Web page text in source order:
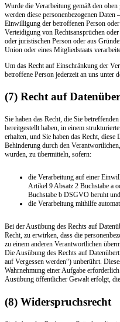
Wurde die Verarbeitung gemäß den
werden diese personenbezogenen
Einwilligung der betroffenen Person
Verteidigung von Rechtsansprüchen
oder juristischen Person oder aus
Union oder eines Mitgliedstaats
Um das Recht auf Einschränkung der
betroffene Person jederzeit an uns unter
(7) Recht auf
Sie haben das Recht, die Sie
bereitgestellt haben, in einem
erhalten, und Sie haben das Recht,
Behinderung durch den
wurden, zu übermitteln, sofern:
die Verarbeitung auf einer
Artikel 9 Absatz 2 Buchstabe a
Buchstabe b DSGVO beruht und
die Verarbeitung mithilfe
Bei der Ausübung des Rechts auf
Recht, zu erwirken, dass die
zu einem anderen Verantwortlichen
Die Ausübung des Rechts auf
auf Vergessen werden“) unberührt.
Wahrnehmung einer Aufgabe
Ausübung öffentlicher Gewalt erfolgt,
(8) Widerspruchsrecht